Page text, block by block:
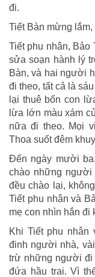
đi.
Tiết Bàn mừng
Tiết phu nhân,
sửa soạn hành lý
Bàn, và hai người
đi theo, tất cả là
lại thuê bốn con
lừa lớn màu xám
nữa đi theo. Mọi
Thoa suốt đêm
Đến ngày mười
chào những người
đều chào lại,
Tiết phu nhân và
mẹ con nhìn hắn đi
Khi Tiết phu nhân
đinh người nhà,
trừ những người đi
đứa hầu trai. Vì